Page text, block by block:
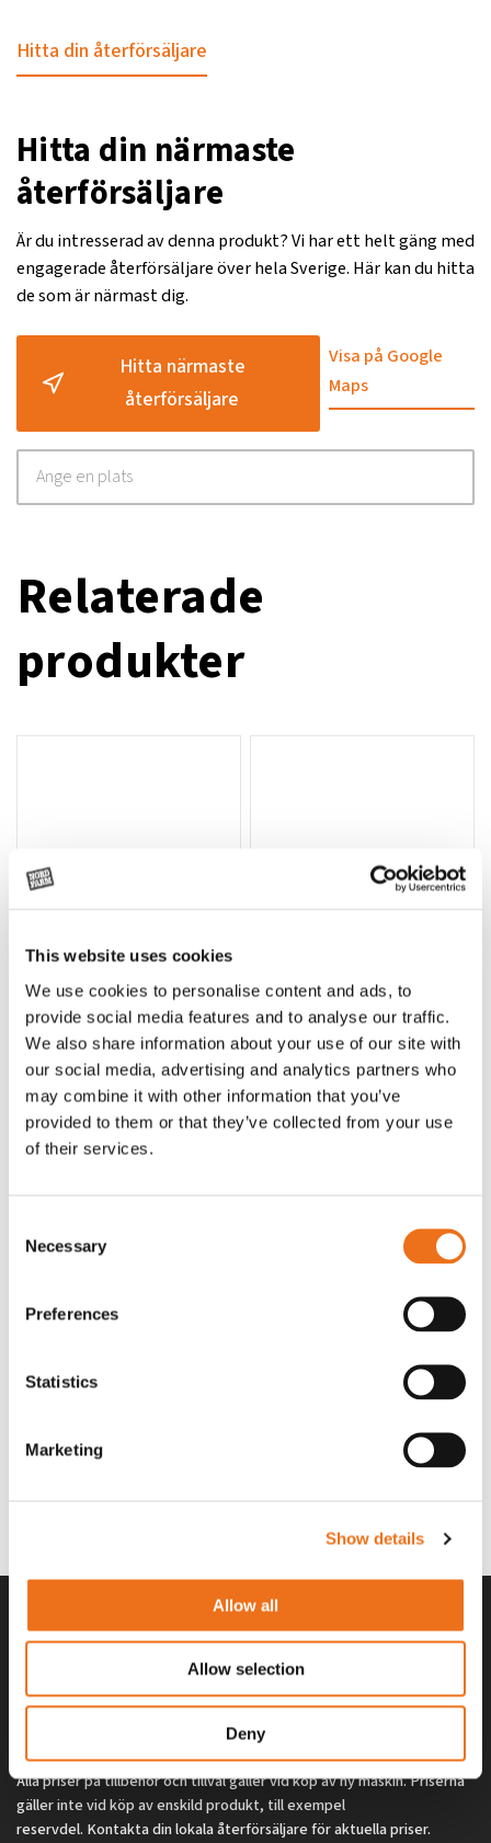
This website uses cookies
We use cookies to personalise content and ads, to
provide social media features and to analyse our traffic.
We also share information about your use of our site with
our social media, advertising and analytics partners who
may combine it with other information that you’ve
provided to them or that they’ve collected from your use
of their services.
Selection
Necessary
Preferences
Statistics
Marketing
Show details
Allow all
Allow selection
Deny
Hitta din återförsäljare
Hitta din närmaste
återförsäljare
Är du intresserad av denna produkt? Vi har ett helt gäng med
engagerade återförsäljare över hela Sverige. Här kan du hitta
de som är närmast dig.
Hitta närmaste
återförsäljare
Visa på Google
Maps
Relaterade
produkter
Lägg till i varukorg
T-shirt Avant barn grön 92 cm
G0007
90kr (ex. moms)
T-shirt Avant barn grön 104-110
cm
90 kr (ex. moms)
Lägg till i varukorg
stämpellogotyp Avant
T-shirt svart 2xl med avant-
(ex. moms)
Alla priser på tillbehör och tillval gäller vid köp av ny maskin. Priserna
gäller inte vid köp av enskild produkt, till exempel
reservdel. Kontakta din lokala återförsäljare för aktuella priser.